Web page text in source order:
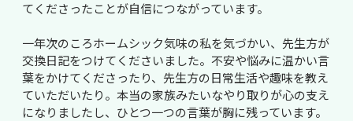
てくださったことが自信につながっています。
一年次のころホームシック気味の私を気づかい、先生方が
交換日記をつけてくださいました。不安や悩みに温かい言
葉をかけてくださったり、先生方の日常生活や趣味を教え
ていただいたり。本当の家族みたいなやり取りが心の支え
になりましたし、ひとつ一つの言葉が胸に残っています。